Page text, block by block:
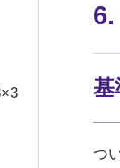
基
つ